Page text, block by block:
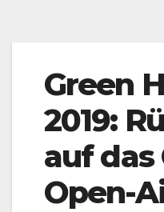
Green
2019:
auf das
Open-